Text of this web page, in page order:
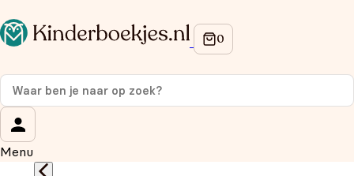
Menu
Op de hoogte blijven van onze acties?
Meld je aan voor onze nieuwsbrief en ontvang
korting
Wat is je voornaam?